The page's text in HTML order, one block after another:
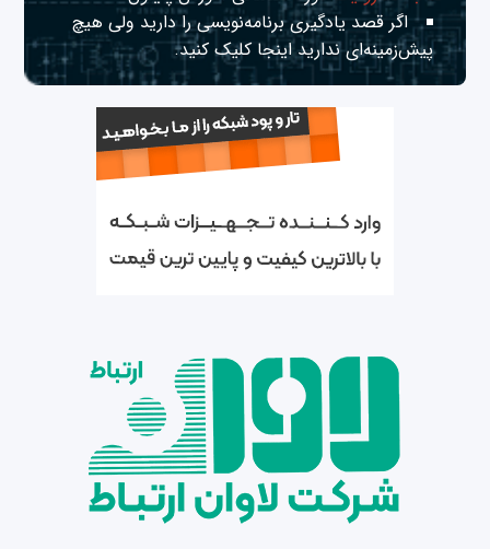
اگر قصد یادگیری برنامه‌نویسی را دارید ولی هیچ
پیش‌زمینه‌ای نداریداینجا کلیک کنید.